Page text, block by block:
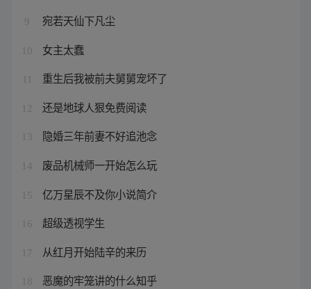
9 宛若天仙下凡尘
10 女主太蠢
重生后我被前夫舅舅宠坏了
12 还是地球人狠免费阅读
13 隐婚三年前妻不好追池念
14 废品机械师一开始怎么玩
15 亿万星辰不及你小说简介
16 超级透视学生
17 从红月开始陆辛的来历
18 恶魔的牢笼讲的什么知乎